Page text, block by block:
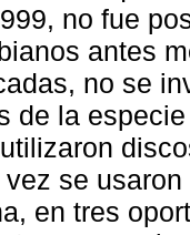
no fue
antes
no se
de la
se
en tres